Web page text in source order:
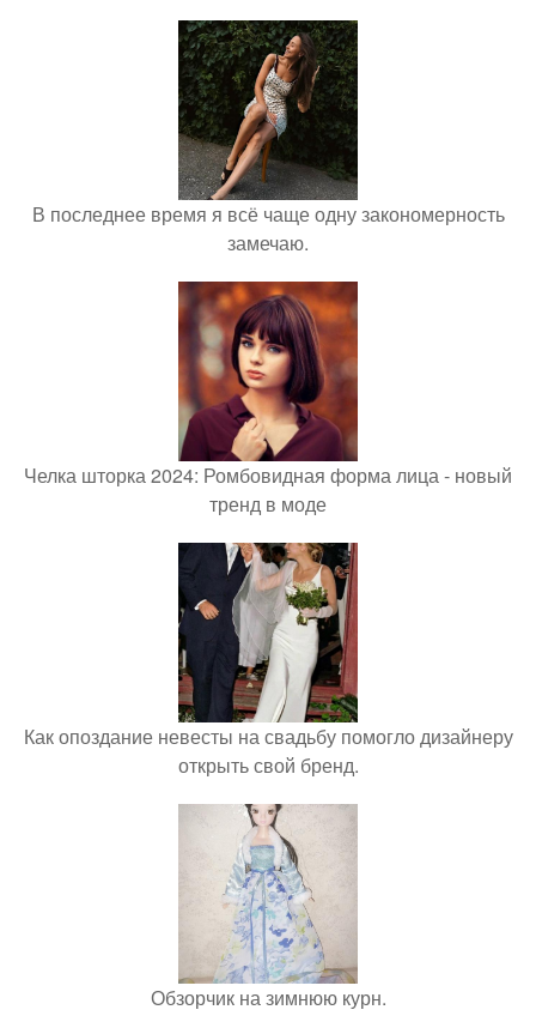
В последнее время я всё чаще одну закономерность
замечаю.
Челка шторка 2024: Ромбовидная форма лица - новый
тренд в моде
Как опоздание невесты на свадьбу помогло дизайнеру
открыть свой бренд.
Обзорчик на зимнюю курн.